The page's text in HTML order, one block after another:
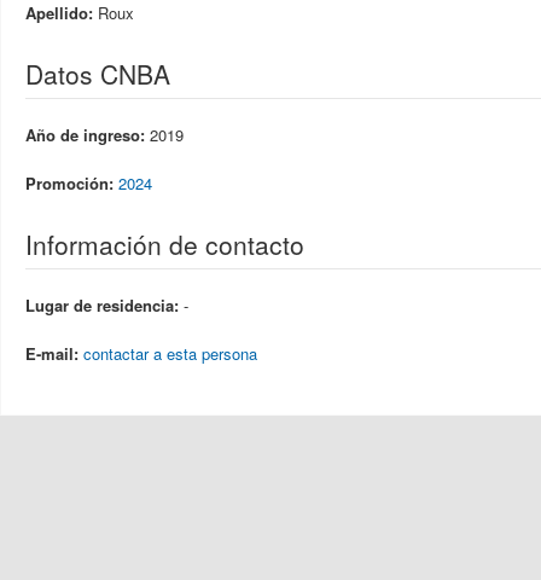
Apellido: Roux
Datos CNBA
Año de ingreso: 2019
Promoción: 2024
Información de contacto
Lugar de residencia: -
E-mail: contactar a esta persona